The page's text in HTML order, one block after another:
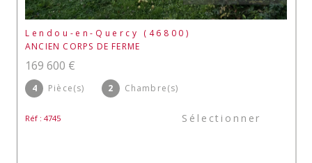
Lendou-en-Quercy (46800)
ANCIEN CORPS DE FERME
169 600 €
4 Pièce(s) 2 Chambre(s)
Réf : 4745 Sélectionner